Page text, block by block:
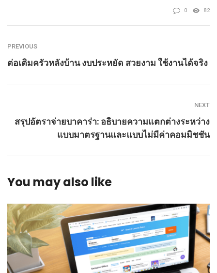
0 82
PREVIOUS
ต่อเติมครัวหลังบ้าน งบประหยัด สวยงาม ใช้งานได้จริง
NEXT
สรุปอัตราจ่ายบาคาร่า: อธิบายความแตกต่างระหว่าง
แบบมาตรฐานและแบบไม่มีค่าคอมมิชชัน
You may also like